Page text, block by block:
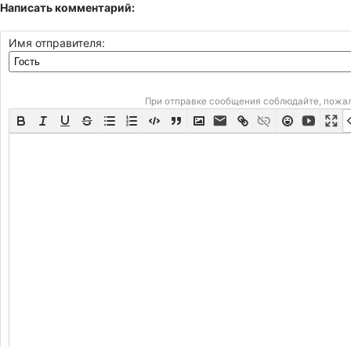
Написать комментарий:
Имя отправителя:
При отправке сообщения соблюдайте,